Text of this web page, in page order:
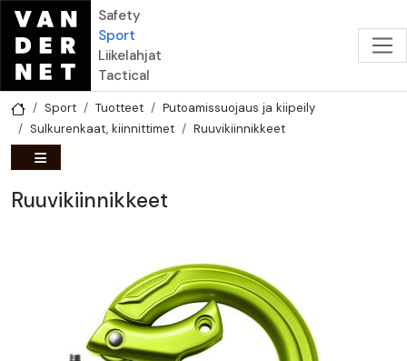
Hyppää pääsisältöön
Safety
Sport
Liikelahjat
Tactical
Sport Tuotteet
Putoamissuojaus ja kiipeily
Sulkurenkaat, kiinnittimet
Ruuvikiinnikkeet
Ruuvikiinnikkeet